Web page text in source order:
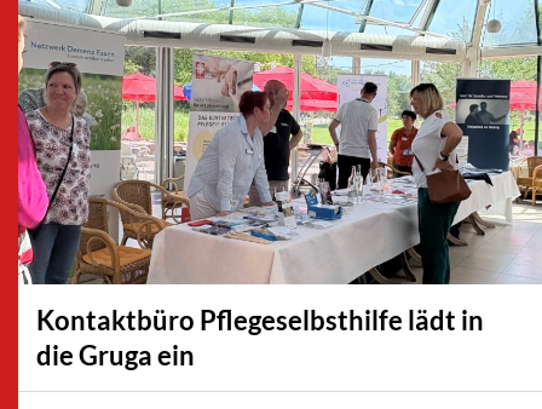
Kontaktbüro Pflegeselbsthilfe lädt in
die Gruga ein